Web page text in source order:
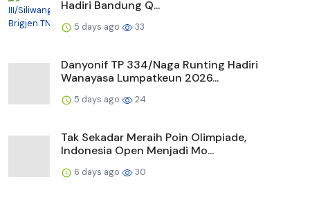
Hadiri Bandung Q...
5 days ago 33
Danyonif TP 334/Naga Runting Hadiri
Wanayasa Lumpatkeun 2026...
5 days ago 24
Tak Sekadar Meraih Poin Olimpiade,
Indonesia Open Menjadi Mo...
6 days ago 30